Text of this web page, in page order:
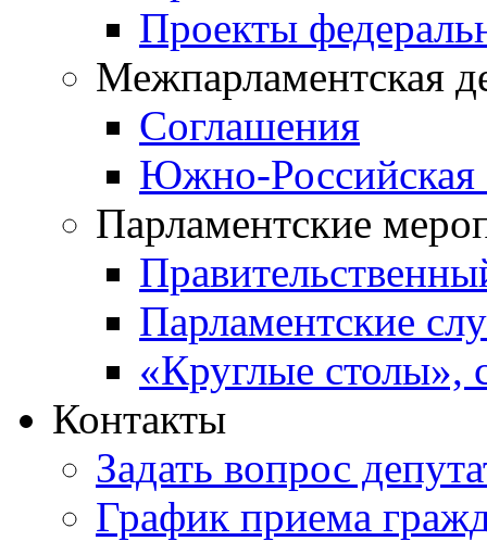
Проекты
Межпарламентская
Соглашения
Южно-Российская
Парламентские
Парламентские
«Круглые столы»,
Контакты
Задать вопрос
График приема